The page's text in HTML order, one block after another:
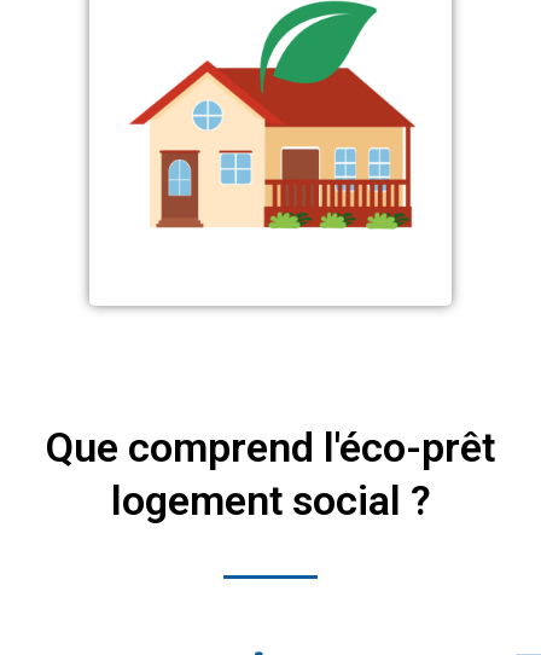
Que comprend l'éco-prêt
logement social ?